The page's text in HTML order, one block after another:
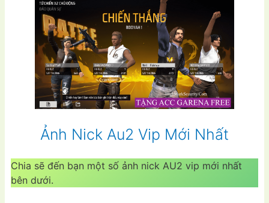
Ảnh Nick Au2 Vip Mới Nhất
Chia sẽ đến bạn một số ảnh nick AU2 vip mới nhất
bên dưới.